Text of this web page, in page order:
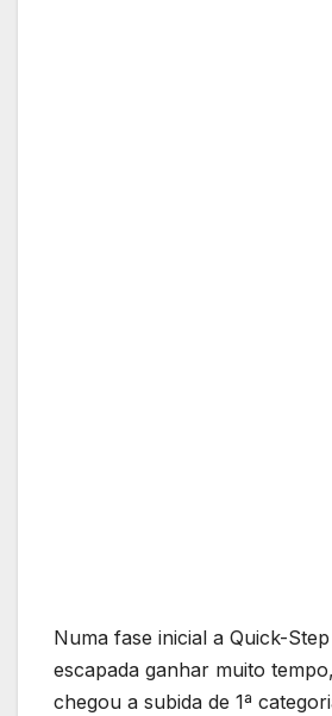
Numa fase inicial a Quick-
escapada ganhar muito
chegou a subida de 1ª